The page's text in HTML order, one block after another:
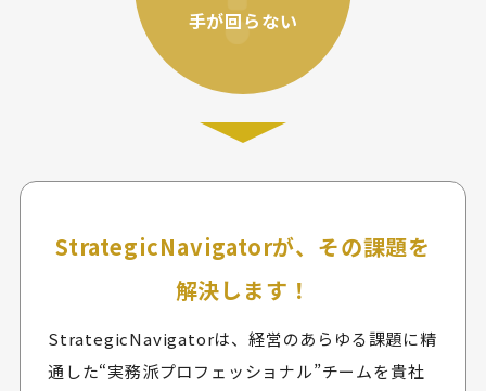
手が回らない
StrategicNavigatorが、その課題を
解決します！
StrategicNavigatorは、経営のあらゆる課題に精
通した“実務派プロフェッショナル”チームを貴社